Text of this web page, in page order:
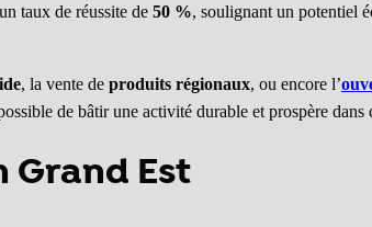
taux de réussite de 50 %, soulignant un potentiel
, la vente de produits régionaux, ou encore l’
de bâtir une activité durable et prospère
Grand Est